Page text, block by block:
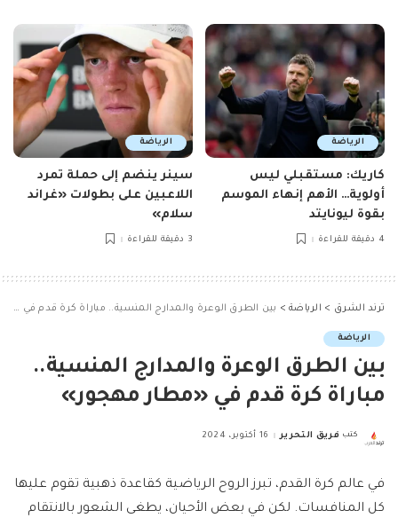
الرياضة
كاريك: مستقبلي ليس
أولوية… الأهم إنهاء الموسم
بقوة ليونايتد
4 دقيقة للقراءة
الرياضة
سينر ينضم إلى حملة تمرد
اللاعبين على بطولات «غراند
سلام»
3 دقيقة للقراءة
ترند الشرق > الرياضة> بين الطرق الوعرة والمدارج المنسية.. مباراة كرة قدم في «مطار مهجور»
الرياضة
بين الطرق الوعرة والمدارج المنسية..
مباراة كرة قدم في «مطار مهجور»
Posted
كتب فريق التحرير 16 أكتوبر، 2024
في عالم كرة القدم، تبرز الروح الرياضية كقاعدة ذهبية تقوم عليها
كل المنافسات. لكن في بعض الأحيان، يطغى الشعور بالانتقام